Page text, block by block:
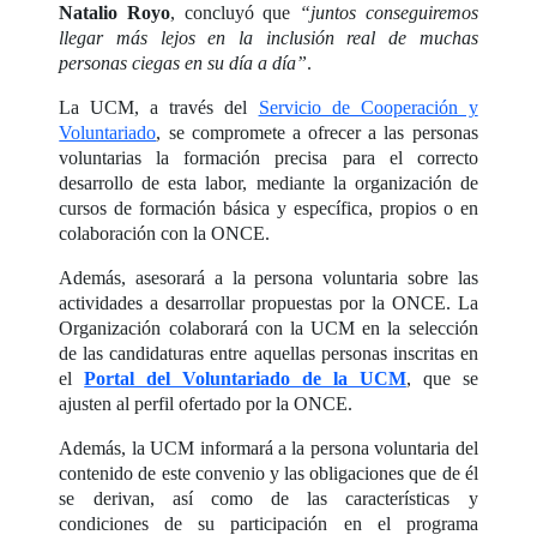
Natalio Royo, concluyó que “juntos conseguiremos
llegar más lejos en la inclusión real de muchas
personas ciegas en su día a día”.
La UCM, a través del Servicio de Cooperación y
Voluntariado, se compromete a ofrecer a las personas
voluntarias la formación precisa para el correcto
desarrollo de esta labor, mediante la organización de
cursos de formación básica y específica, propios o en
colaboración con la ONCE.
Además, asesorará a la persona voluntaria sobre las
actividades a desarrollar propuestas por la ONCE. La
Organización colaborará con la UCM en la selección
de las candidaturas entre aquellas personas inscritas en
elPortal del Voluntariado de la UCM, que se
ajusten al perfil ofertado por la ONCE.
Además, la UCM informará a la persona voluntaria del
contenido de este convenio y las obligaciones que de él
se derivan, así como de las características y
condiciones de su participación en el programa